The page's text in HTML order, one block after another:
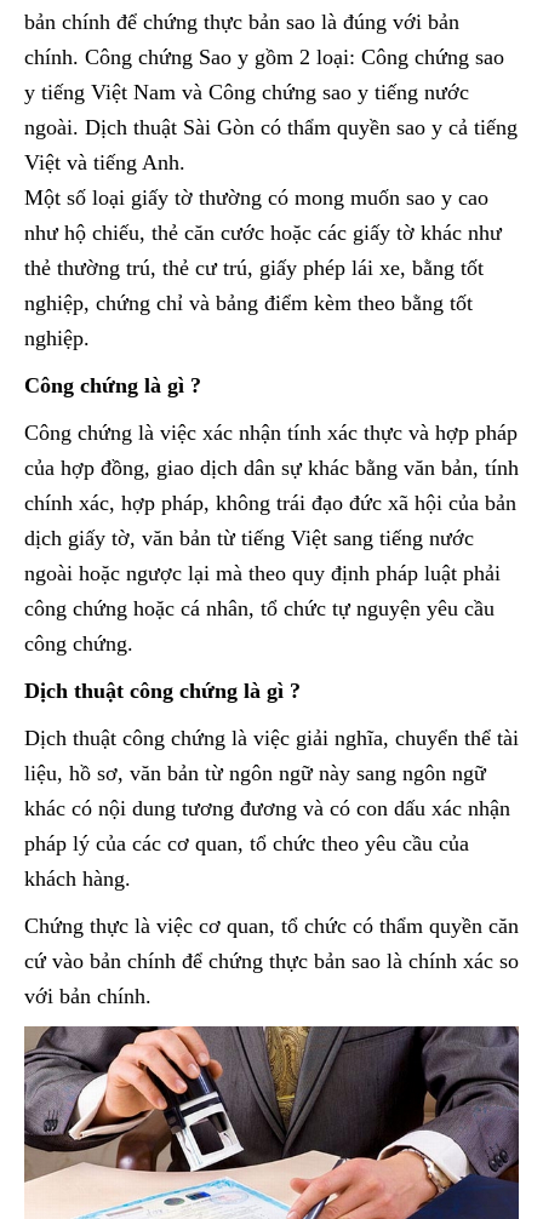
bản chính để chứng thực bản sao là đúng với bản
chính. Công chứng Sao y gồm 2 loại: Công chứng sao
y tiếng Việt Nam và Công chứng sao y tiếng nước
ngoài. Dịch thuật Sài Gòn có thẩm quyền sao y cả tiếng
Việt và tiếng Anh.
Một số loại giấy tờ thường có mong muốn sao y cao
như hộ chiếu, thẻ căn cước hoặc các giấy tờ khác như
thẻ thường trú, thẻ cư trú, giấy phép lái xe, bằng tốt
nghiệp, chứng chỉ và bảng điểm kèm theo bằng tốt
nghiệp.
Công chứng là gì ?
Công chứng là việc xác nhận tính xác thực và hợp pháp
của hợp đồng, giao dịch dân sự khác bằng văn bản, tính
chính xác, hợp pháp, không trái đạo đức xã hội của bản
dịch giấy tờ, văn bản từ tiếng Việt sang tiếng nước
ngoài hoặc ngược lại mà theo quy định pháp luật phải
công chứng hoặc cá nhân, tổ chức tự nguyện yêu cầu
công chứng.
Dịch thuật công chứng là gì ?
Dịch thuật công chứng là việc giải nghĩa, chuyển thể tài
liệu, hồ sơ, văn bản từ ngôn ngữ này sang ngôn ngữ
khác có nội dung tương đương và có con dấu xác nhận
pháp lý của các cơ quan, tổ chức theo yêu cầu của
khách hàng.
Chứng thực là việc cơ quan, tổ chức có thẩm quyền căn
cứ vào bản chính để chứng thực bản sao là chính xác so
với bản chính.